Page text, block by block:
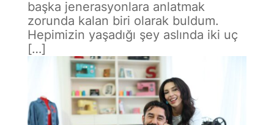
başka jenerasyonlara anlatmak
zorunda kalan biri olarak buldum.
Hepimizin yaşadığı şey aslında iki uç
[…]